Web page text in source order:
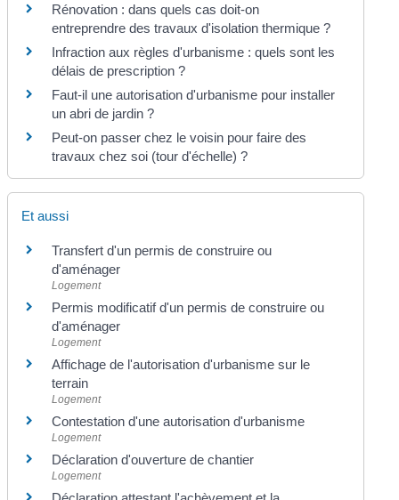
Rénovation : dans quels cas doit-on
entreprendre des travaux d'isolation thermique ?
Infraction aux règles d'urbanisme : quels sont les
délais de prescription ?
Faut-il une autorisation d'urbanisme pour installer
un abri de jardin ?
Peut-on passer chez le voisin pour faire des
travaux chez soi (tour d'échelle) ?
Et aussi
Transfert d'un permis de construire ou
d'aménager
Logement
Permis modificatif d'un permis de construire ou
d'aménager
Logement
Affichage de l'autorisation d'urbanisme sur le
terrain
Logement
Contestation d'une autorisation d'urbanisme
Logement
Déclaration d'ouverture de chantier
Logement